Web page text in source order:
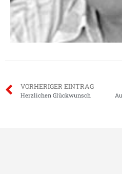
VORHERIGER EINTRAG
Herzlichen Glückwunsch